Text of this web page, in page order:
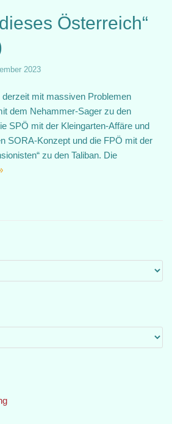
Österreich“
2023
mit massiven Problemen
dem Nehammer-Sager zu den
SPÖ mit der Kleingarten-Affäre und
SORA-Konzept und die FPÖ mit der
zu den Taliban. Die